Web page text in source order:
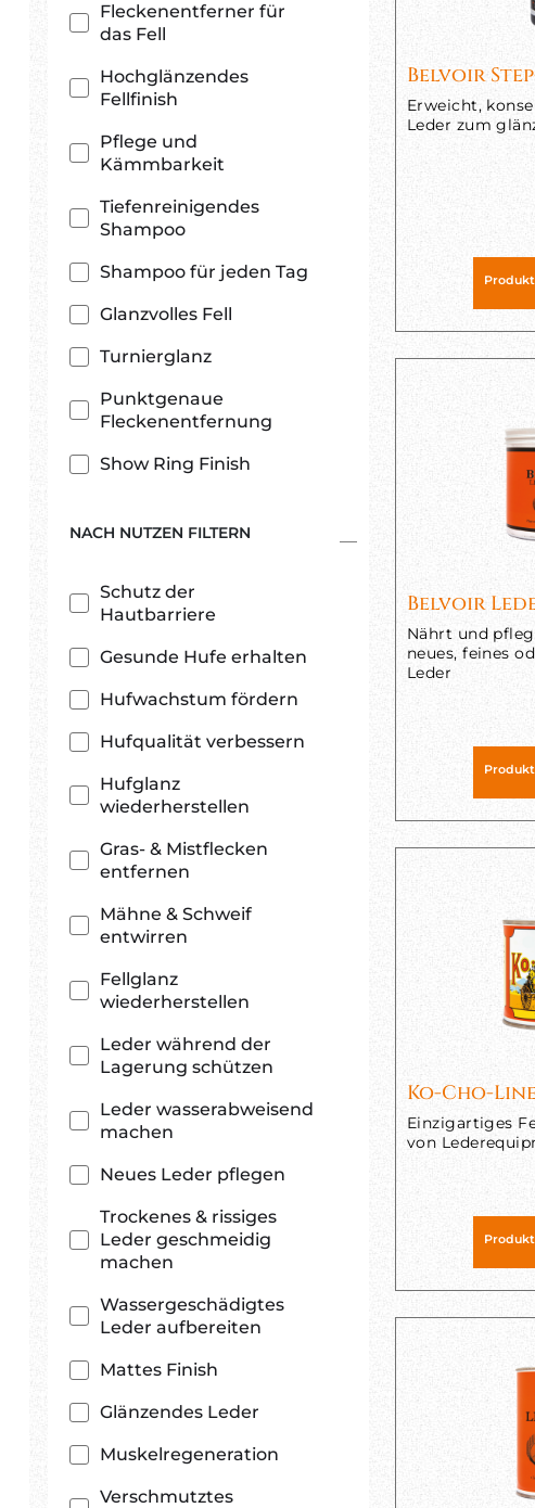
Fleckenentferner für
das Fell
Hochglänzendes
Fellfinish
Pflege und
Kämmbarkeit
Tiefenreinigendes
Shampoo
Shampoo für jeden Tag
Glanzvolles Fell
Turnierglanz
Punktgenaue
Fleckenentfernung
Show Ring Finish
NACH NUTZEN FILTERN
Schutz der
Hautbarriere
Gesunde Hufe erhalten
Hufwachstum fördern
Hufqualität verbessern
Hufglanz
wiederherstellen
Gras- & Mistflecken
entfernen
Mähne & Schweif
entwirren
Fellglanz
wiederherstellen
Leder während der
Lagerung schützen
Leder wasserabweisend
machen
Neues Leder pflegen
Trockenes & rissiges
Leder geschmeidig
machen
Wassergeschädigtes
Leder aufbereiten
Mattes Finish
Glänzendes Leder
Muskelregeneration
Verschmutztes
Belvoir
Erweicht,
Leder zum
Belvoir
Nährt und
neues, feines
Leder
Ko-Cho-
Einzigartiges
von